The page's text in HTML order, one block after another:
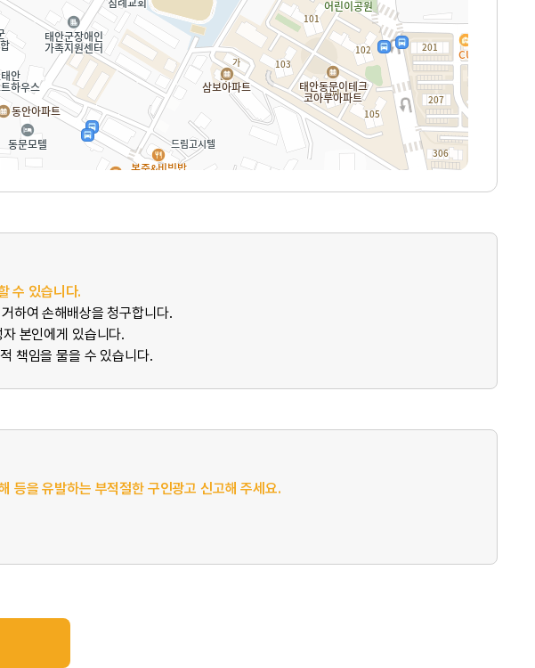
수 있습니다.
하여 손해배상을 청구합니다.
본인에게 있습니다.
책임을 물을 수 있습니다.
등을 유발하는 부적절한 구인광고 신고해 주세요.